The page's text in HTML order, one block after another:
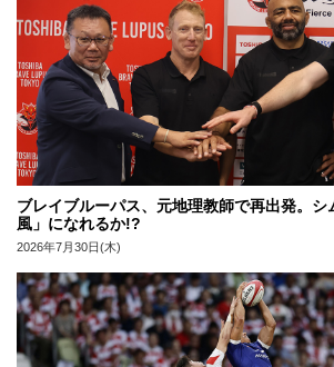
ブレイブルーパス、元地理教師で再出発。シ
風」になれるか!?
2026年7月30日(木)